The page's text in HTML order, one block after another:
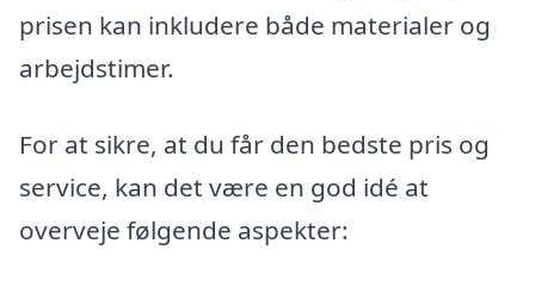
prisen kan inkludere både materialer og
arbejdstimer.
For at sikre, at du får den bedste pris og
service, kan det være en god idé at
overveje følgende aspekter: